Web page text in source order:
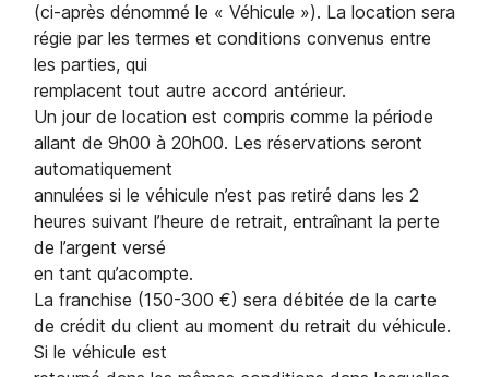
(ci-après dénommé le « Véhicule »). La location sera
régie par les termes et conditions convenus entre
les parties, qui
remplacent tout autre accord antérieur.
Un jour de location est compris comme la période
allant de 9h00 à 20h00. Les réservations seront
automatiquement
annulées si le véhicule n’est pas retiré dans les 2
heures suivant l’heure de retrait, entraînant la perte
de l’argent versé
en tant qu’acompte.
La franchise (150-300 €) sera débitée de la carte
de crédit du client au moment du retrait du véhicule.
Si le véhicule est